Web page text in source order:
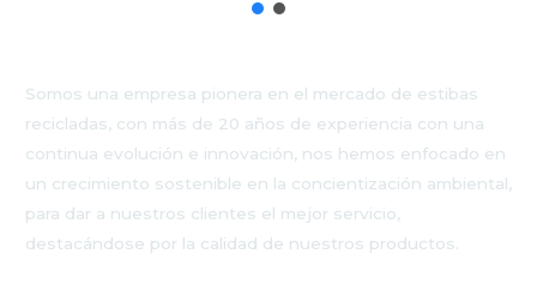
Somos una empresa pionera en el mercado de estibas
recicladas, con más de 20 años de experiencia con una
continua evolución e innovación, nos hemos enfocado en
un crecimiento sostenible en la concientización ambiental,
para dar a nuestros clientes el mejor servicio,
destacándose por la calidad de nuestros productos.